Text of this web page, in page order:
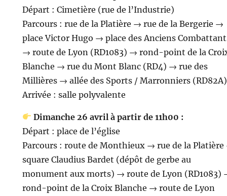
Départ : Cimetière (rue de l’Industrie)
Parcours : rue de la Platière → rue de la Bergerie →
place Victor Hugo → place des Anciens
→ route de Lyon (RD1083) → rond-point de la
Blanche → rue du Mont Blanc (RD4) → rue des
Millières → allée des Sports / Marronniers (RD82A)
Arrivée : salle polyvalente
Dimanche 26 avril à partir de 11h00 :
Départ : place de l’église
Parcours : route de Monthieux → rue de la
square Claudius Bardet (dépôt de gerbe au
monument aux morts) → route de Lyon (RD1083)
rond-point de la Croix Blanche → route de Lyon